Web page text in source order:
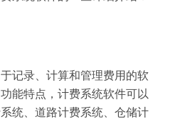
录、计算和管理费用的软
能特点，计费系统软件可以
统、道路计费系统、仓储计